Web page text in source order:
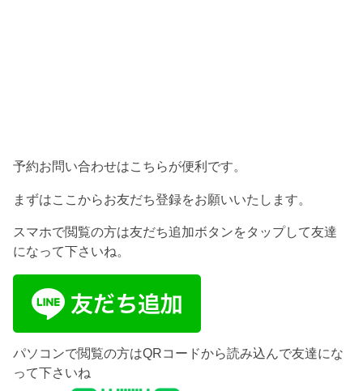
予約お問い合わせはこちらが便利です。
まずはここからお友だち登録をお願いいたします。
スマホで閲覧の方は友だち追加ボタンをタップして友達
になって下さいね。
パソコンで閲覧の方はQRコードから読み込んで友達にな
って下さいね